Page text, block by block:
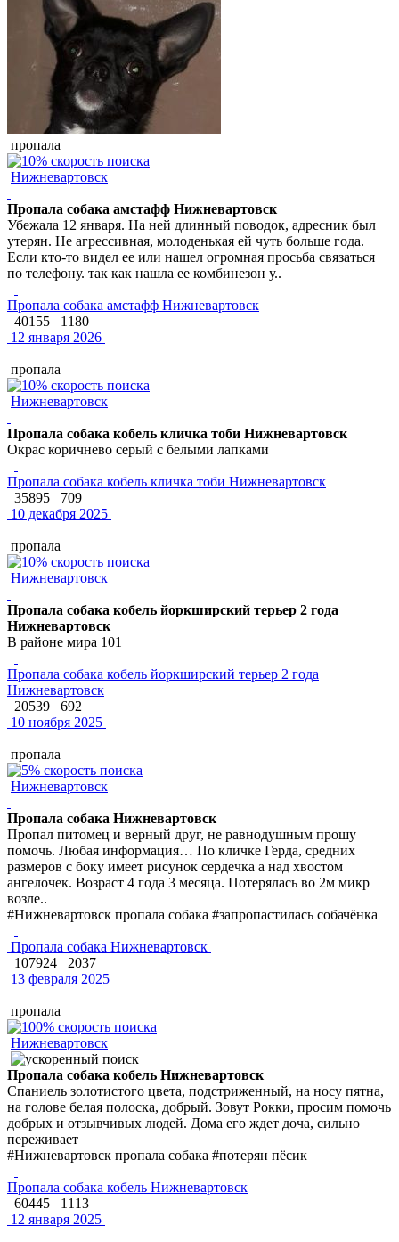
пропала
Нижневартовск
Пропала собака амстафф Нижневартовск
Убежала 12 января. На ней длинный поводок, адресник был
утерян. Не агрессивная, молоденькая ей чуть больше года.
Если кто-то видел ее или нашел огромная просьба связаться
по телефону. так как нашла ее комбинезон у..
Пропала собака амстафф Нижневартовск
40155
1180
12 января 2026
пропала
Нижневартовск
Пропала собака кобель кличка тоби Нижневартовск
Окрас коричнево серый с белыми лапками
Пропала собака кобель кличка тоби Нижневартовск
35895
709
10 декабря 2025
пропала
Нижневартовск
Пропала собака кобель йоркширский терьер 2 года
Нижневартовск
В районе мира 101
Пропала собака кобель йоркширский терьер 2 года
Нижневартовск
20539
692
10 ноября 2025
пропала
Нижневартовск
Пропала собака Нижневартовск
Пропал питомец и верный друг, не равнодушным прошу
помочь. Любая информация… По кличке Герда, средних
размеров с боку имеет рисунок сердечка а над хвостом
ангелочек. Возраст 4 года 3 месяца. Потерялась во 2м микр
возле..
#Нижневартовск пропала собака #запропастилась собачёнка
Пропала собака Нижневартовск
107924
2037
13 февраля 2025
пропала
Нижневартовск
Пропала собака кобель Нижневартовск
Спаниель золотистого цвета, подстриженный, на носу пятна,
на голове белая полоска, добрый. Зовут Рокки, просим помочь
добрых и отзывчивых людей. Дома его ждет доча, сильно
переживает
#Нижневартовск пропала собака #потерян пёсик
Пропала собака кобель Нижневартовск
60445
1113
12 января 2025